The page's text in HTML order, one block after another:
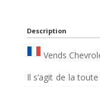
Description
Vends
Il s’agit de la